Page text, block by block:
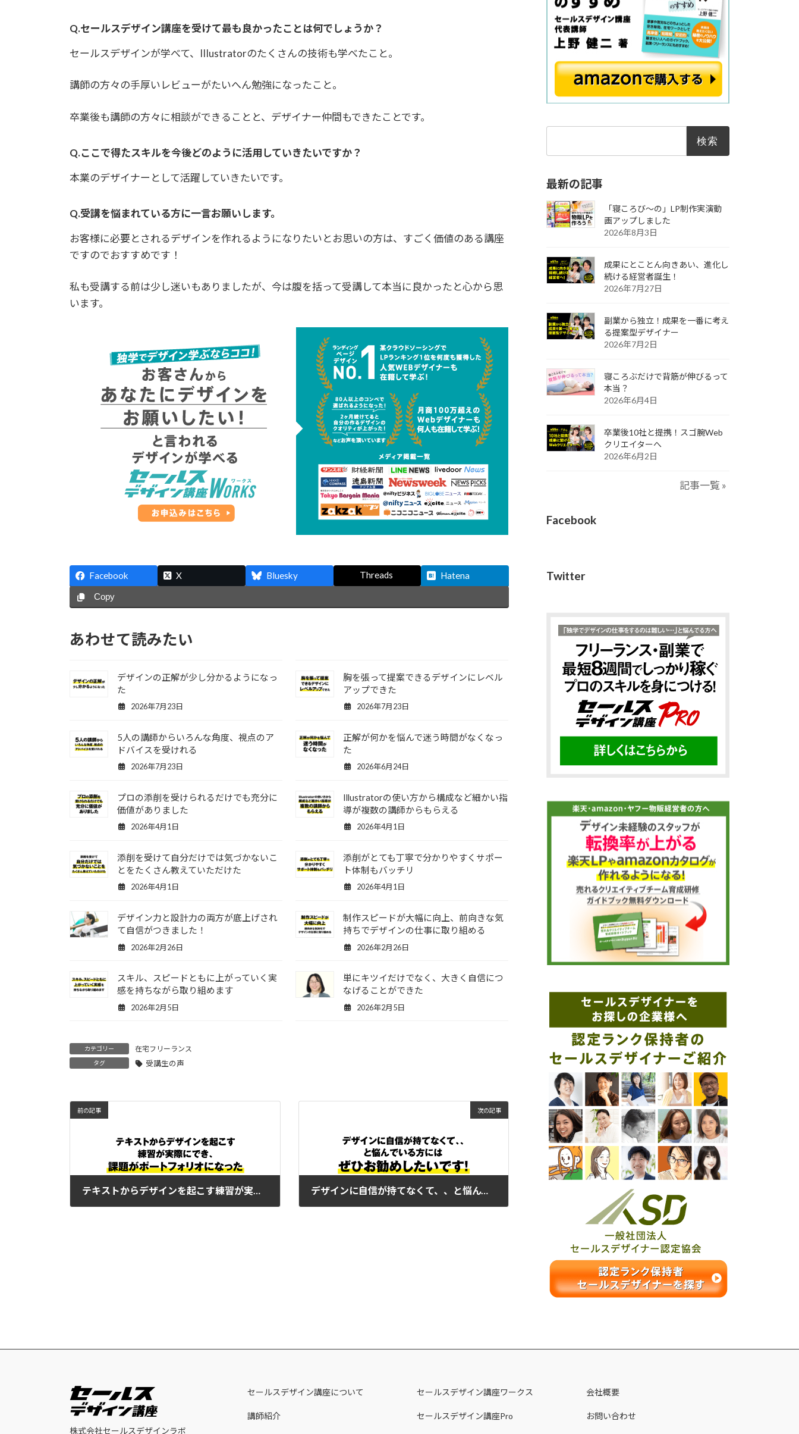
Q.セールスデザイン講座を受けて最も良かったことは何でしょうか？
セールスデザインが学べて、IIIustratorのたくさんの技術も学べたこと。
講師の方々の手厚いレビューがたいへん勉強になったこと。
卒業後も講師の方々に相談ができることと、デザイナー仲間もできたことです。
Q.ここで得たスキルを今後どのように活用していきたいですか？
本業のデザイナーとして活躍していきたいです。
Q.受講を悩まれている方に一言お願いします。
お客様に必要とされるデザインを作れるようになりたいとお思いの方は、すごく価値のある講座
ですのでおすすめです！
私も受講する前は少し迷いもありましたが、今は腹を括って受講して本当に良かったと心から思
います。
Facebook X Bluesky Threads Hatena
Copy
あわせて読みたい
デザインの正解が少し分かるようになっ
た
2026年7月23日
胸を張って提案できるデザインにレベル
アップできた
2026年7月23日
5人の講師からいろんな角度、視点のア
ドバイスを受けれる
2026年7月23日
正解が何かを悩んで迷う時間がなくなっ
た
2026年6月24日
プロの添削を受けられるだけでも充分に
価値がありました
2026年4月1日
Illustratorの使い方から構成など細かい指
導が複数の講師からもらえる
2026年4月1日
添削を受けて自分だけでは気づかないこ
とをたくさん教えていただけた
2026年4月1日
添削がとても丁寧で分かりやすくサポー
ト体制もバッチリ
2026年4月1日
デザイン力と設計力の両方が底上げされ
て自信がつきました！
2026年2月26日
制作スピードが大幅に向上、前向きな気
持ちでデザインの仕事に取り組める
2026年2月26日
スキル、スピードともに上がっていく実
感を持ちながら取り組めます
2026年2月5日
単にキツイだけでなく、大きく自信につ
なげることができた
2026年2月5日
カテゴリー 在宅フリーランス
タグ 受講生の声
前の記事 次の記事
デザインに自信が持てなくて、、と悩んでいる方にはぜひお勧めしたいです！
最新の記事
「寝ころび～の」LP制作実演動
画アップしました
2026年8月3日
成果にとことん向きあい、進化し
続ける経営者誕生！
2026年7月27日
副業から独立！成果を一番に考え
る提案型デザイナー
2026年7月2日
寝ころぶだけで背筋が伸びるって
本当？
2026年6月4日
卒業後10社と提携！スゴ腕Web
クリエイターへ
2026年6月2日
記事一覧 »
Facebook
Twitter
株式会社セールスデザインラボ
セールスデザイン講座について
講師紹介
セールスデザイン講座ワークス
セールスデザイン講座Pro
会社概要
お問い合わせ